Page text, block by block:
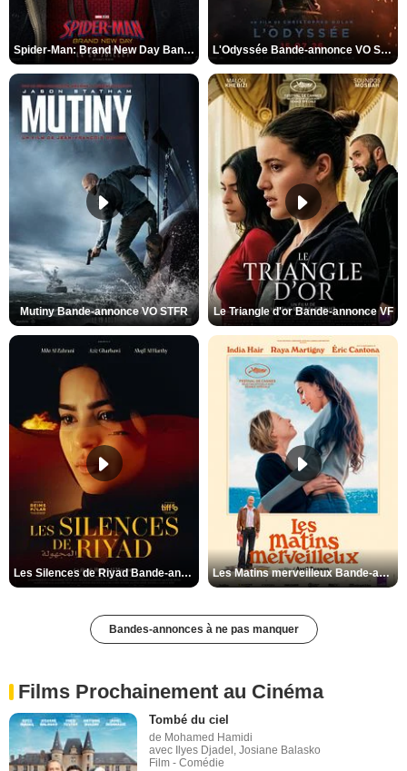
Spider-Man: Brand New Day Bande-annonce VO STFR L'Odyssée Bande-annonce VO STFR
Mutiny Bande-annonce VO STFR Le Triangle d'or Bande-annonce VF
Les Silences de Riyad Bande-annonce VO STFR Les Matins merveilleux Bande-annonce VF
Bandes-annonces à ne pas manquer
Films Prochainement au Cinéma
Tombé du ciel
de Mohamed Hamidi
avec Ilyes Djadel, Josiane Balasko
Film - Comédie